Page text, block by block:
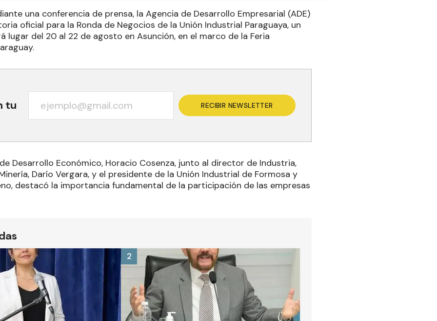
una conferencia de prensa, la Agencia de Desarrollo Empresarial (ADE)
oficial para la Ronda de Negocios de la Unión Industrial Paraguaya, un
lugar del 20 al 22 de agosto en Asunción, en el marco de la Feria
tu RECIBIR NEWSLETTER
Desarrollo Económico, Horacio Cosenza, junto al director de Industria,
Darío Vergara, y el presidente de la Unión Industrial de Formosa y
destacó la importancia fundamental de la participación de las empresas
2